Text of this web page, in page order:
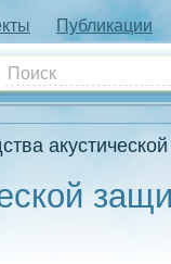
Публикации